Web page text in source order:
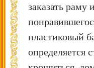
заказать раму
пластиковый
определяется